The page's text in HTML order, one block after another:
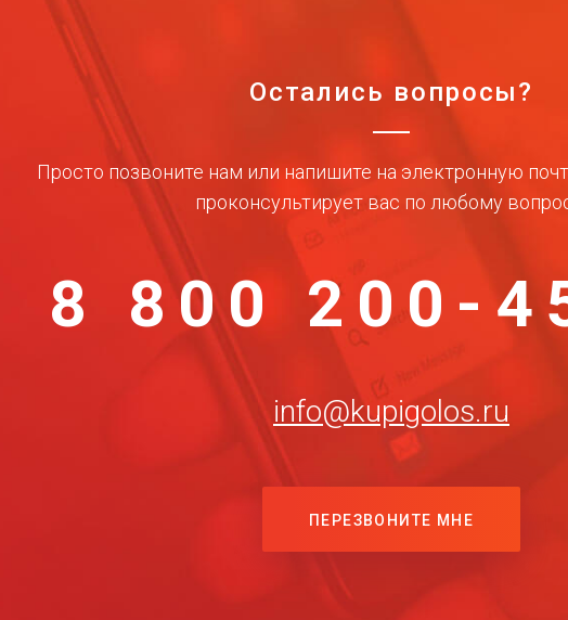
Остались вопросы?
Просто позвоните нам или напишите на электронную
проконсультирует вас по любому
8 800 200-
info@kupigolos.ru
ПЕРЕЗВОНИТЕ МНЕ